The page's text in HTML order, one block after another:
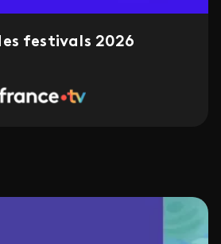
festivals 2026